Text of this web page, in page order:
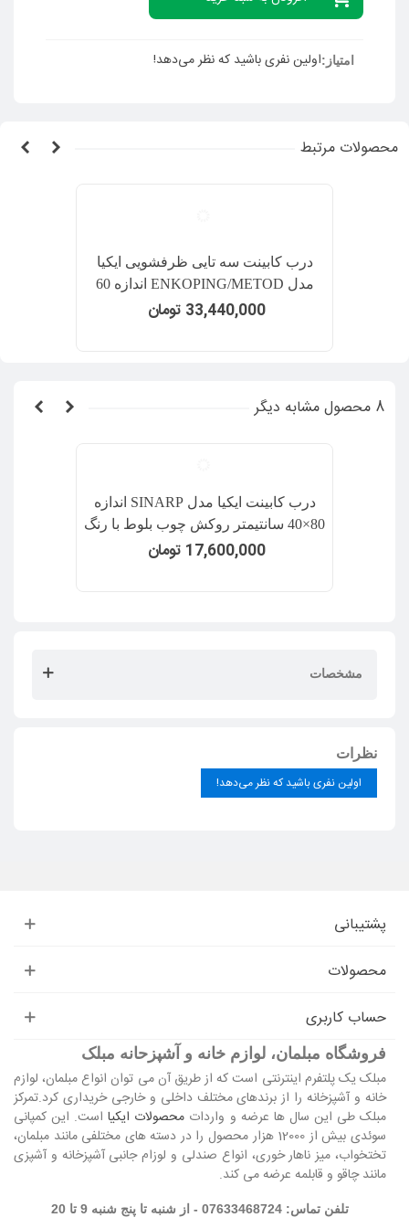
خشک نمایید.
امتیاز:اولین نفری باشید که نظر می‌دهد!
محصولات مرتبط
درب کابینت سه تایی ظرفشویی ایکیا
مدل ENKOPING/METOD اندازه 60
سانتیمتر روکش گردویی
33,440,000 تومان
8 محصول مشابه دیگر
درب کابینت ایکیا مدل SINARP اندازه
80×40 سانتیمتر روکش چوب بلوط با رنگ
قهوه ای
17,600,000 تومان
مشخصات
نظرات
اولین نفری باشید که نظر می‌دهد!
پشتیبانی
محصولات
حساب کاربری
فروشگاه مبلمان، لوازم خانه و آشپزحانه مبلک
مبلک یک پلتفرم اینترنتی است که از طریق آن می توان انواع مبلمان، لوازم
خانه و آشپزخانه را از برندهای مختلف داخلی و خارجی خریداری کرد.تمرکز
مبلک طی این سال ها عرضه و واردات محصولات ایکیااست. این کمپانی
سوئدی بیش از 12000 هزار محصول را در دسته های مختلفی مانند مبلمان،
تختخواب، میز ناهار خوری، انواع صندلی و لوزام جانبی آشپزخانه و آشپزی
مانند چاقو و قابلمه عرضه می کند.
تلفن تماس: 07633468724 - از شنبه تا پنج شنبه 9 تا 20